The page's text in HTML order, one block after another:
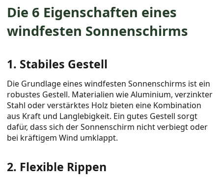
Die 6 Eigenschaften eines
windfesten Sonnenschirms
1. Stabiles Gestell
Die Grundlage eines windfesten Sonnenschirms ist ein
robustes Gestell. Materialien wie Aluminium, verzinkter
Stahl oder verstärktes Holz bieten eine Kombination
aus Kraft und Langlebigkeit. Ein gutes Gestell sorgt
dafür, dass sich der Sonnenschirm nicht verbiegt oder
bei kräftigem Wind umklappt.
2. Flexible Rippen